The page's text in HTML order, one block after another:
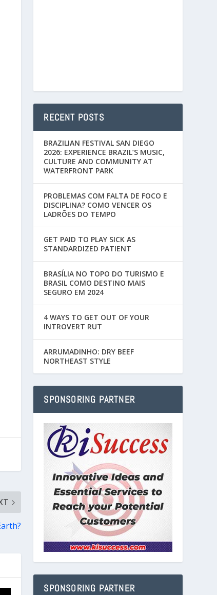
RECENT POSTS
BRAZILIAN FESTIVAL SAN DIEGO
2026: EXPERIENCE BRAZIL’S MUSIC,
CULTURE AND COMMUNITY AT
WATERFRONT PARK
PROBLEMAS COM FALTA DE FOCO E
DISCIPLINA? COMO VENCER OS
LADRÕES DO TEMPO
GET PAID TO PLAY SICK AS
STANDARDIZED PATIENT
BRASÍLIA NO TOPO DO TURISMO E
BRASIL COMO DESTINO MAIS
SEGURO EM 2024
4 WAYS TO GET OUT OF YOUR
INTROVERT RUT
ARRUMADINHO: DRY BEEF
NORTHEAST STYLE
SPONSORING PARTNER
SPONSORING PARTNER